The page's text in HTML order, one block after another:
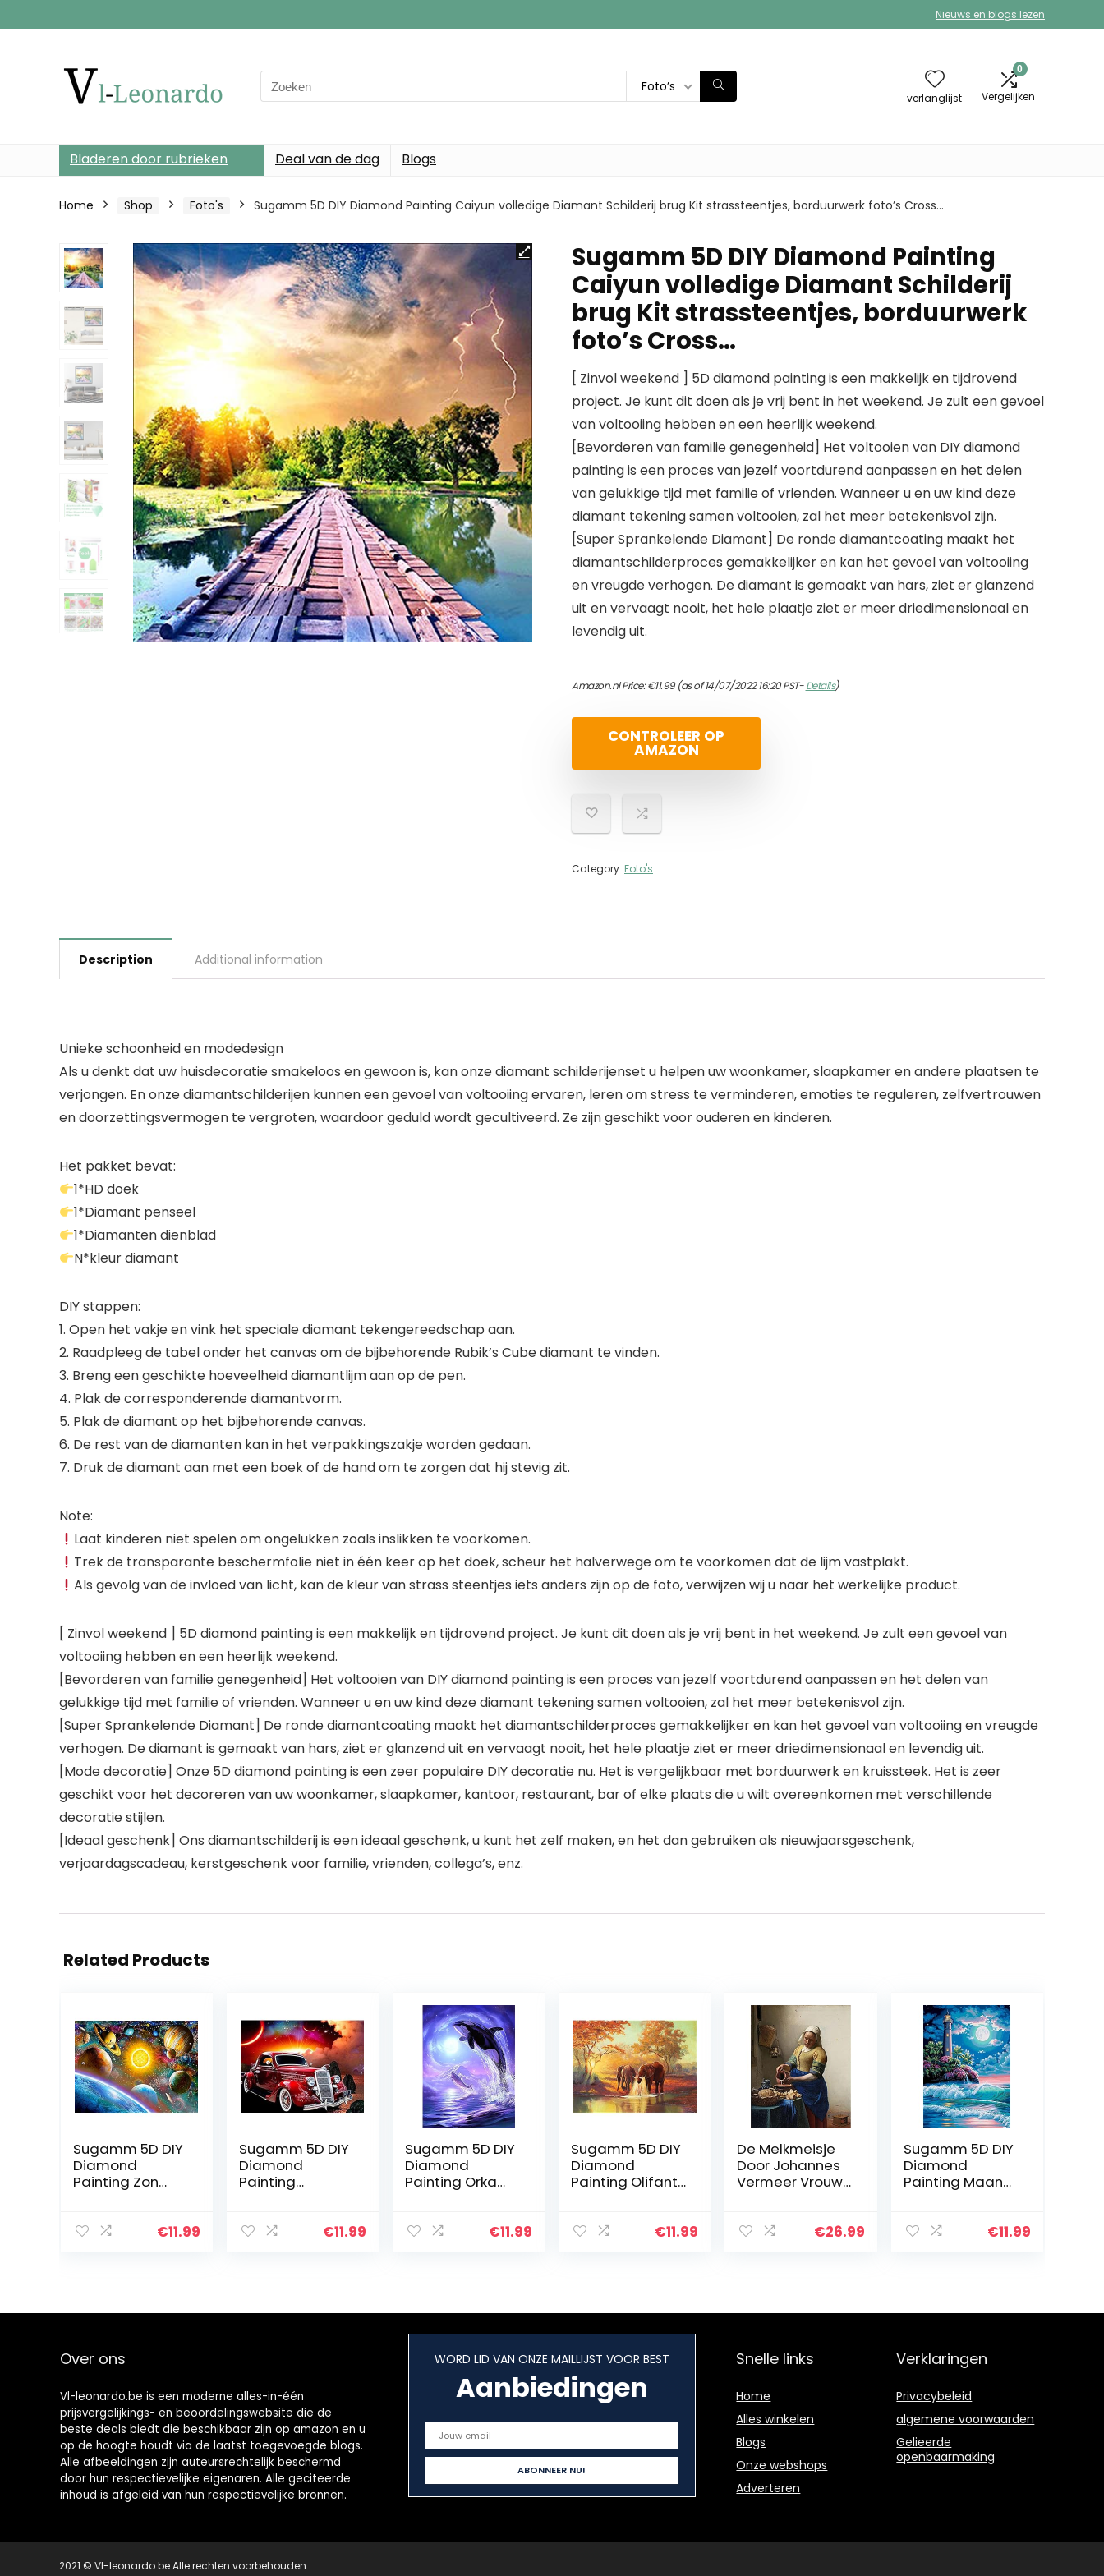
Nieuws en blogs lezen
Search
for:
Foto’s
verlanglijst
0
Vergelijken
Bladeren door rubrieken Deal van de dag Blogs
Home Shop Foto's Sugamm 5D DIY Diamond Painting Caiyun volledige Diamant Schilderij brug Kit strassteentjes, borduurwerk foto’s Cross…
Sugamm 5D DIY Diamond Painting
Caiyun volledige Diamant Schilderij
brug Kit strassteentjes, borduurwerk
foto’s Cross…
[ Zinvol weekend ] 5D diamond painting is een makkelijk en tijdrovend
project. Je kunt dit doen als je vrij bent in het weekend. Je zult een gevoel
van voltooiing hebben en een heerlijk weekend.
[Bevorderen van familie genegenheid] Het voltooien van DIY diamond
painting is een proces van jezelf voortdurend aanpassen en het delen
van gelukkige tijd met familie of vrienden. Wanneer u en uw kind deze
diamant tekening samen voltooien, zal het meer betekenisvol zijn.
[Super Sprankelende Diamant] De ronde diamantcoating maakt het
diamantschilderproces gemakkelijker en kan het gevoel van voltooiing
en vreugde verhogen. De diamant is gemaakt van hars, ziet er glanzend
uit en vervaagt nooit, het hele plaatje ziet er meer driedimensionaal en
levendig uit.
Amazon.nl Price:€11.99(as of 14/07/2022 16:20 PST-Details)
CONTROLEER OP
AMAZON
Category: Foto's
Description Additional information
Unieke schoonheid en modedesign
Als u denkt dat uw huisdecoratie smakeloos en gewoon is, kan onze diamant schilderijenset u helpen uw woonkamer, slaapkamer en andere plaatsen te
verjongen. En onze diamantschilderijen kunnen een gevoel van voltooiing ervaren, leren om stress te verminderen, emoties te reguleren, zelfvertrouwen
en doorzettingsvermogen te vergroten, waardoor geduld wordt gecultiveerd. Ze zijn geschikt voor ouderen en kinderen.
Het pakket bevat:
1*HD doek
1*Diamant penseel
1*Diamanten dienblad
N*kleur diamant
DIY stappen:
1. Open het vakje en vink het speciale diamant tekengereedschap aan.
2. Raadpleeg de tabel onder het canvas om de bijbehorende Rubik’s Cube diamant te vinden.
3. Breng een geschikte hoeveelheid diamantlijm aan op de pen.
4. Plak de corresponderende diamantvorm.
5. Plak de diamant op het bijbehorende canvas.
6. De rest van de diamanten kan in het verpakkingszakje worden gedaan.
7. Druk de diamant aan met een boek of de hand om te zorgen dat hij stevig zit.
Note:
Laat kinderen niet spelen om ongelukken zoals inslikken te voorkomen.
Trek de transparante beschermfolie niet in één keer op het doek, scheur het halverwege om te voorkomen dat de lijm vastplakt.
Als gevolg van de invloed van licht, kan de kleur van strass steentjes iets anders zijn op de foto, verwijzen wij u naar het werkelijke product.
[ Zinvol weekend ] 5D diamond painting is een makkelijk en tijdrovend project. Je kunt dit doen als je vrij bent in het weekend. Je zult een gevoel van
voltooiing hebben en een heerlijk weekend.
[Bevorderen van familie genegenheid] Het voltooien van DIY diamond painting is een proces van jezelf voortdurend aanpassen en het delen van
gelukkige tijd met familie of vrienden. Wanneer u en uw kind deze diamant tekening samen voltooien, zal het meer betekenisvol zijn.
[Super Sprankelende Diamant] De ronde diamantcoating maakt het diamantschilderproces gemakkelijker en kan het gevoel van voltooiing en vreugde
verhogen. De diamant is gemaakt van hars, ziet er glanzend uit en vervaagt nooit, het hele plaatje ziet er meer driedimensionaal en levendig uit.
[Mode decoratie] Onze 5D diamond painting is een zeer populaire DIY decoratie nu. Het is vergelijkbaar met borduurwerk en kruissteek. Het is zeer
geschikt voor het decoreren van uw woonkamer, slaapkamer, kantoor, restaurant, bar of elke plaats die u wilt overeenkomen met verschillende
decoratie stijlen.
[Ideaal geschenk] Ons diamantschilderij is een ideaal geschenk, u kunt het zelf maken, en het dan gebruiken als nieuwjaarsgeschenk,
verjaardagscadeau, kerstgeschenk voor familie, vrienden, collega’s, enz.
Related Products
Sugamm 5D DIY
Diamond
Painting Zon
Schilderij
€11.99
Sugamm 5D DIY
Diamond
Painting
Diamant
foto…
€11.99
Sugamm 5D DIY
Diamond
Painting Orka
Schilderij Zee Kit
€11.99
Sugamm 5D DIY
Diamond
Painting Olifant
Schilderij Dier Kit
€11.99
De Melkmeisje
Door Johannes
Vermeer Vrouw
Schilderij
€26.99
Sugamm 5D DIY
Diamond
Painting Maan
Schilderij
€11.99
Over ons
Vl-leonardo.be is een moderne alles-in-één
prijsvergelijkings- en beoordelingswebsite die de
beste deals biedt die beschikbaar zijn op amazon en u
op de hoogte houdt via de laatst toegevoegde blogs.
Alle afbeeldingen zijn auteursrechtelijk beschermd
door hun respectievelijke eigenaren. Alle geciteerde
inhoud is afgeleid van hun respectievelijke bronnen.
WORD LID VAN ONZE MAILLIJST VOOR BEST
Aanbiedingen
Snelle links
Home
Alles winkelen
Blogs
Onze webshops
Adverteren
Verklaringen
Privacybeleid
algemene voorwaarden
Gelieerde
openbaarmaking
2021 © Vl-leonardo.be Alle rechten voorbehouden